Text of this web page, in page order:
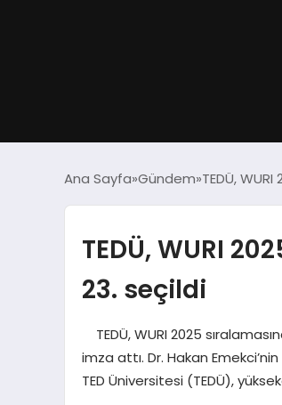
Ana Sayfa Gündem TEDÜ,
TEDÜ, WURI
23. seçildi
TEDÜ, WURI 2025
imza attı. Dr. Hakan
TED Üniversitesi (TEDÜ),